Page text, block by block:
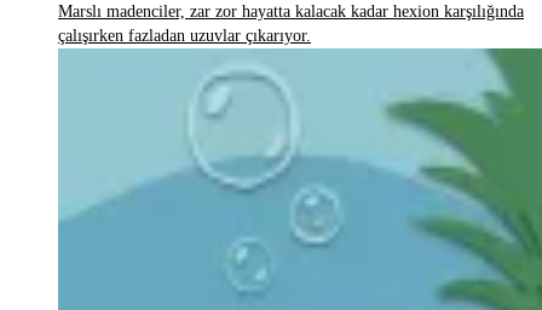
Marslı madenciler, zar zor hayatta kalacak kadar hexion karşılığında
çalışırken fazladan uzuvlar çıkarıyor.